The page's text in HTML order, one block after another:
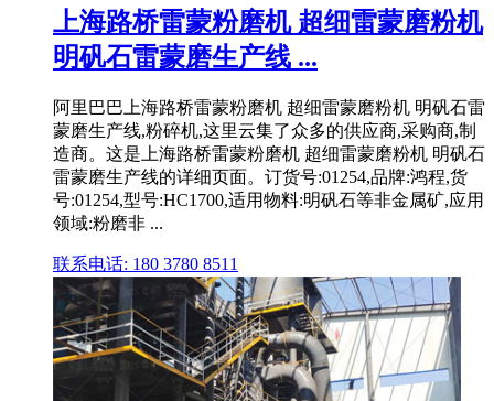
上海路桥雷蒙粉磨机 超细雷蒙磨粉机
明矾石雷蒙磨生产线 ...
阿里巴巴上海路桥雷蒙粉磨机 超细雷蒙磨粉机 明矾石雷
蒙磨生产线,粉碎机,这里云集了众多的供应商,采购商,制
造商。这是上海路桥雷蒙粉磨机 超细雷蒙磨粉机 明矾石
雷蒙磨生产线的详细页面。订货号:01254,品牌:鸿程,货
号:01254,型号:HC1700,适用物料:明矾石等非金属矿,应用
领域:粉磨非 ...
联系电话: 180 3780 8511